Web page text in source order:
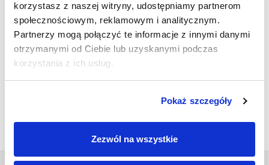
korzystasz z naszej witryny, udostępniamy partnerom
społecznościowym, reklamowym i analitycznym.
Partnerzy mogą połączyć te informacje z innymi danymi
otrzymanymi od Ciebie lub uzyskanymi podczas
korzystania z ich usług.
Pokaż szczegóły
Zezwól na wszystkie
Promocja do 22 lipca!
Lipiec 04, 2024
Zobacz więcej→
Facebook